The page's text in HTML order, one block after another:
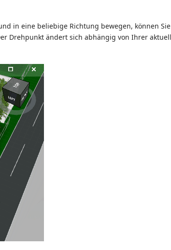
in eine beliebige Richtung bewegen, können
Drehpunkt ändert sich abhängig von Ihrer